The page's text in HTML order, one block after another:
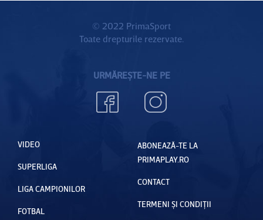
© 2022 PrimaSport
Toate drepturile rezervate.
URMĂREȘTE-NE PE
VIDEO
SUPERLIGA
LIGA CAMPIONILOR
FOTBAL
ABONEAZĂ-TE LA
PRIMAPLAY.RO
CONTACT
TERMENI ȘI CONDIȚII